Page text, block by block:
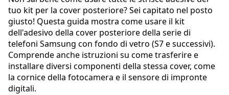
tuo kit per la cover posteriore? Sei capitato nel posto
giusto! Questa guida mostra come usare il kit
dell'adesivo della cover posteriore della serie di
telefoni Samsung con fondo di vetro (S7 e successivi).
Comprende anche istruzioni su come trasferire e
installare diversi componenti della stessa cover, come
la cornice della fotocamera e il sensore di impronte
digitali.